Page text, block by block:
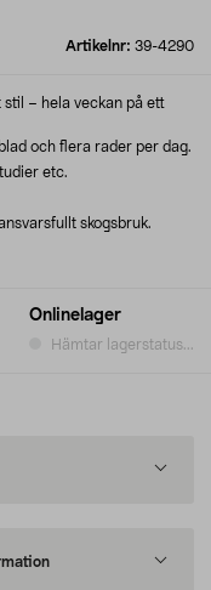
Artikelnr: 39-4290
Onlinelager
Hämtar lagerstatus...
– hela veckan på ett
och flera rader per dag.
etc.
skogsbruk.